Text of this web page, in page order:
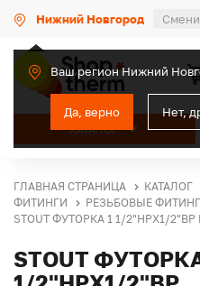
Нижний Новгород
Ваш регион Нижний
Да, верно Нет,
КАТАЛОГ
ГЛАВНАЯ СТРАНИЦА КАТАЛОГ
ФИТИНГИ
РЕЗЬБОВЫЕ
STOUT ФУТОРКА 1 1/2"НРX1/
STOUT